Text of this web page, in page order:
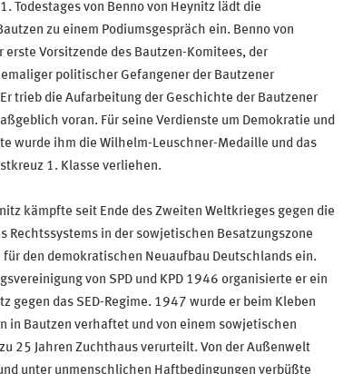
Todestages von Benno von Heynitz lädt die
zu einem Podiumsgespräch ein. Benno von
erste Vorsitzende des Bautzen-Komitees, der
politischer Gefangener der Bautzener
trieb die Aufarbeitung der Geschichte der Bautzener
voran. Für seine Verdienste um Demokratie und
wurde ihm die Wilhelm-Leuschner-Medaille und das
1. Klasse verliehen.
kämpfte seit Ende des Zweiten Weltkrieges gegen die
Rechtssystems in der sowjetischen Besatzungszone
für den demokratischen Neuaufbau Deutschlands ein.
von SPD und KPD 1946 organisierte er ein
gegen das SED-Regime. 1947 wurde er beim Kleben
in Bautzen verhaftet und von einem sowjetischen
25 Jahren Zuchthaus verurteilt. Von der Außenwelt
unter unmenschlichen Haftbedingungen verbüßte